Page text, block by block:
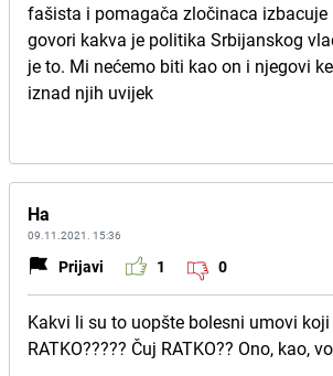
fašista i pomagača zločinaca
govori kakva je politika Srbijanskog
je to. Mi nećemo biti kao on i njegovi
iznad njih uvijek
Ha
09.11.2021. 15:36
Prijavi 1 0
Kakvi li su to uopšte bolesni umovi
RATKO????? Čuj RATKO?? Ono, kao,